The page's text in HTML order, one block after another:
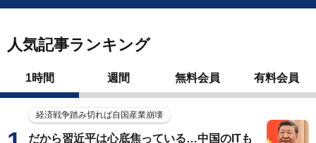
人気記事ランキング
1時間 週間 無料会員 有料会員
経済戦争踏み切れば自国産業崩壊
だから習近平は心底焦っている…中国のITも